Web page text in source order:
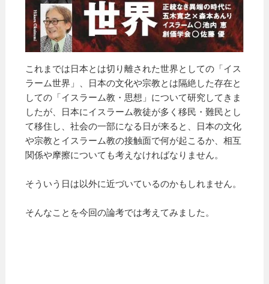
これまでは日本とは切り離された世界としての「イス
ラーム世界」、日本の文化や宗教とは隔絶した存在と
しての「イスラーム教・思想」について研究してきま
したが、日本にイスラーム教徒が多く移民・難民とし
て移住し、社会の一部になる日が来ると、日本の文化
や宗教とイスラーム教の接触面で何が起こるか、相互
関係や摩擦についても考えなければなりません。
そういう日は以外に近づいているのかもしれません。
そんなことを今回の論考では考えてみました。